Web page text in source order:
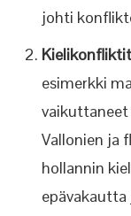
johti
esimerkki
Vallonien ja
hollannin
epävakautta